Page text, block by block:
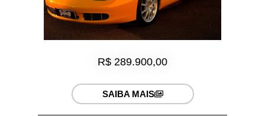
R$ 289.900,00
SAIBA MAIS